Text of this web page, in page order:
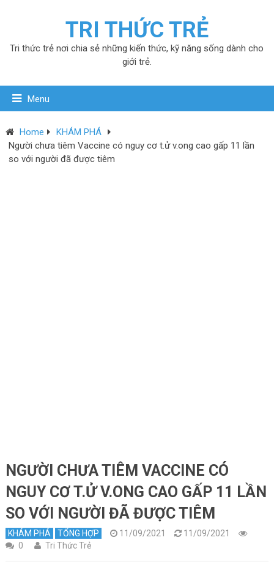
TRI THỨC TRẺ
Tri thức trẻ nơi chia sẻ những kiến thức, kỹ năng sống dành cho
giới trẻ.
Menu
Home
KHÁM PHÁ
Người chưa tiêm Vaccine có nguy cơ t.ử v.ong cao gấp 11 lần
so với người đã được tiêm
NGƯỜI CHƯA TIÊM VACCINE CÓ
NGUY CƠ T.Ử V.ONG CAO GẤP 11 LẦN
SO VỚI NGƯỜI ĐÃ ĐƯỢC TIÊM
KHÁM PHÁ TỔNG HỢP 11/09/2021
11/09/2021
0
Tri Thức Trẻ